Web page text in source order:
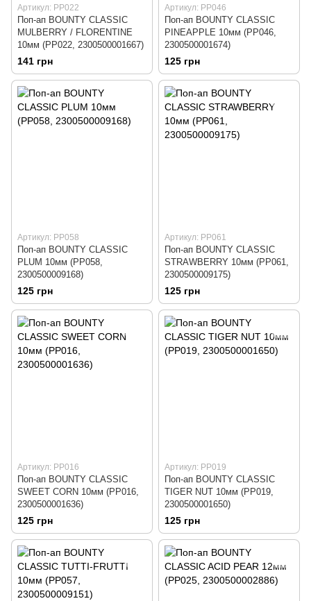
Артикул: PP022
Поп-ап BOUNTY CLASSIC
MULBERRY / FLORENTINE
10мм (PP022, 2300500001667)
141 грн
Артикул: PP046
Поп-ап BOUNTY CLASSIC
PINEAPPLE 10мм (PP046,
2300500001674)
125 грн
Артикул: PP058
Поп-ап BOUNTY CLASSIC
PLUM 10мм (PP058,
2300500009168)
125 грн
Артикул: PP061
Поп-ап BOUNTY CLASSIC
STRAWBERRY 10мм (PP061,
2300500009175)
125 грн
Артикул: PP016
Поп-ап BOUNTY CLASSIC
SWEET CORN 10мм (PP016,
2300500001636)
125 грн
Артикул: PP019
Поп-ап BOUNTY CLASSIC
TIGER NUT 10мм (PP019,
2300500001650)
125 грн